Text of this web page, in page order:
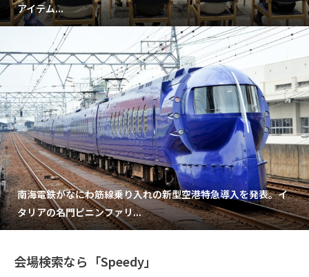
アイテム...
南海電鉄がなにわ筋線乗り入れの新型空港特急導入を発表。イ
タリアの名門ピニンファリ...
会場検索なら「Speedy」